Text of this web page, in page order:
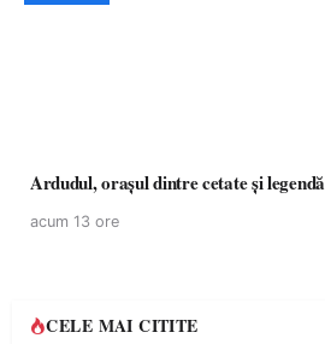
Ardudul, orașul dintre cetate și legendă
acum 13 ore
CELE MAI CITITE